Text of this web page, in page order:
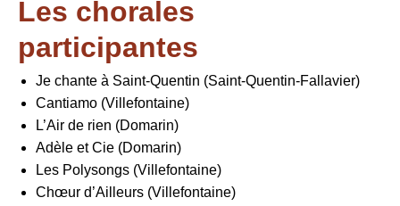
Les chorales
participantes
Je chante à Saint-Quentin (Saint-Quentin-Fallavier)
Cantiamo (Villefontaine)
L’Air de rien (Domarin)
Adèle et Cie (Domarin)
Les Polysongs (Villefontaine)
Chœur d’Ailleurs (Villefontaine)